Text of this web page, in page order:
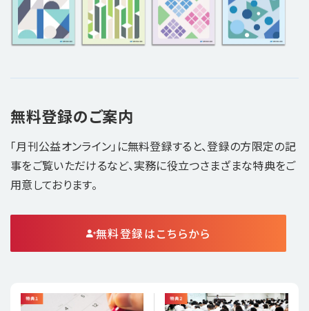
無料登録のご案内
「月刊公益オンライン」に無料登録すると、登録の方限定の記
事をご覧いただけるなど、実務に役立つさまざまな特典をご
用意しております。
無料登録はこちらから